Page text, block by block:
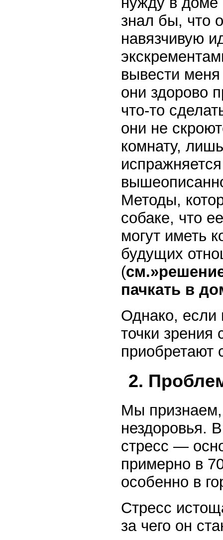
знал бы, что
навязчивую
вывести
они здорово
что-то
они не
комнату,
Методы,
собаке, что
могут иметь
будущих
(
пачкать в
Однако, если
точки зрения
приобретают
2.
Мы признаем,
нездоровья.
стресс —
примерно в
особенно в
Стресс
за чего он